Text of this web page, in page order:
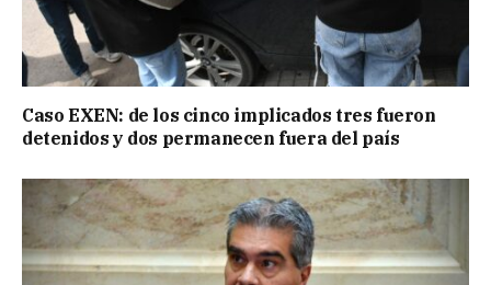
Caso EXEN: de los cinco implicados tres fueron
detenidos y dos permanecen fuera del país